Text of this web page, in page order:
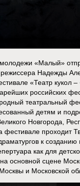
«Малый»
Надежды
«Театр кукол –
российских
театральный
детям и
Новгорода,
фестивале проходит
к созданию
как для
основной сцене
и Московской